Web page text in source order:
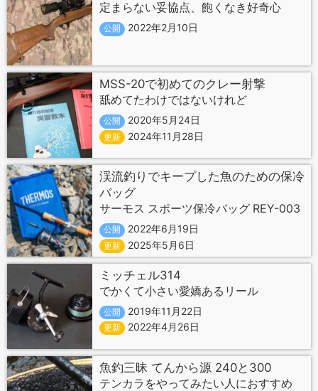
定まらない妥協点、飽くなき好奇心
公開 2022年2月10日
MSS-20で初めてのクレー射撃
舐めてたわけではないけれど
公開 2020年5月24日
更新 2024年11月28日
渓流釣りでキープした魚のための保冷
バッグ
サーモス スポーツ保冷バッグ REY-003
公開 2022年6月19日
更新 2025年5月6日
ミッチェル314
でかくて小さい愛嬌あるリール
公開 2019年11月22日
更新 2022年4月26日
魚釣三昧 てんから源 240と300
テンカラをやってみたい人におすすめ